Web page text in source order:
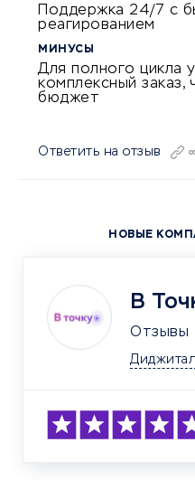
Поддержка 24/7 с
реагированием
МИНУСЫ
Для полного цикла
комплексный заказ,
бюджет
Ответить на отзыв
НОВЫЕ
В
Отзывы
Диджитал